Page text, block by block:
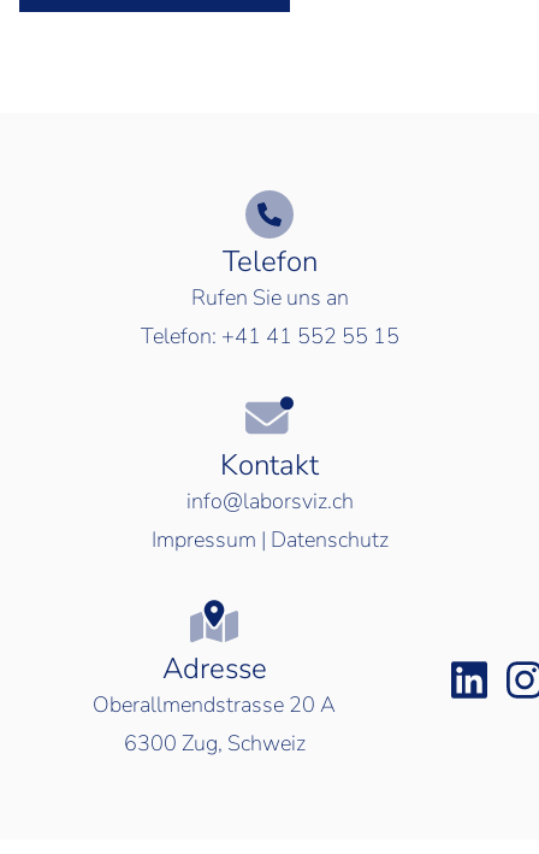
Telefon
Rufen Sie uns an
Telefon: +41 41 552 55 15
Kontakt
info@laborsviz.ch
Impressum | Datenschutz
Adresse
Oberallmendstrasse 20 A
6300 Zug, Schweiz